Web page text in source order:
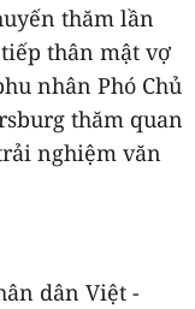
thăm lần
tiếp thân mật vợ
nhân Phó Chủ
thăm quan
nghiệm văn
dân Việt -